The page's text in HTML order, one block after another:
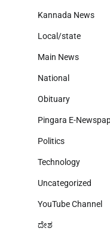
Kannada News
Local/state
Main News
National
Obituary
Pingara E-
Politics
Technology
Uncategorized
YouTube Channel
ದೇಶ